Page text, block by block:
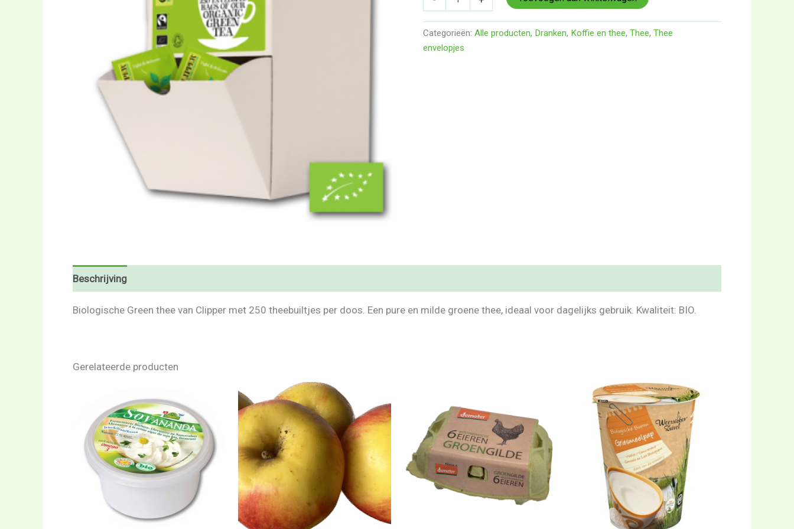
Categorieën: Alle producten, Dranken, Koffie en thee, Thee, Thee
envelopjes
Beschrijving
Biologische Green thee van Clipper met 250 theebuiltjes per doos. Een pure en milde groene thee, ideaal voor dagelijks gebruik. Kwaliteit: BIO.
Gerelateerde producten